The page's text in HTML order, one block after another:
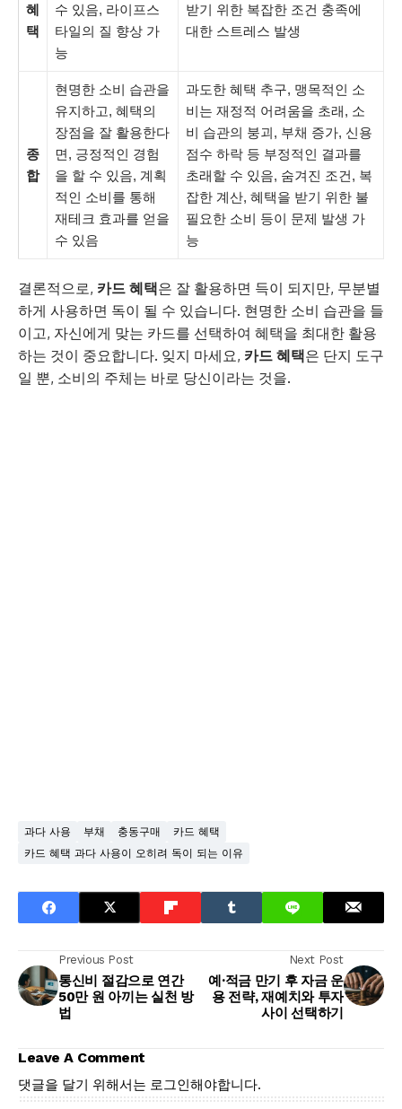
혜
택
수 있음, 라이프스
타일의 질 향상 가
능
받기 위한 복잡한 조건 충족에
대한 스트레스 발생
종
합
현명한 소비 습관을
유지하고, 혜택의
장점을 잘 활용한다
면, 긍정적인 경험
을 할 수 있음, 계획
적인 소비를 통해
재테크 효과를 얻을
수 있음
과도한 혜택 추구, 맹목적인 소
비는 재정적 어려움을 초래, 소
비 습관의 붕괴, 부채 증가, 신용
점수 하락 등 부정적인 결과를
초래할 수 있음, 숨겨진 조건, 복
잡한 계산, 혜택을 받기 위한 불
필요한 소비 등이 문제 발생 가
능
결론적으로, 카드 혜택은 잘 활용하면 득이 되지만, 무분별
하게 사용하면 독이 될 수 있습니다. 현명한 소비 습관을 들
이고, 자신에게 맞는 카드를 선택하여 혜택을 최대한 활용
하는 것이 중요합니다. 잊지 마세요, 카드 혜택은 단지 도구
일 뿐, 소비의 주체는 바로 당신이라는 것을.
과다 사용 부채 충동구매
카드 혜택
카드 혜택 과다 사용이 오히려 독이 되는 이유
Previous Post
통신비 절감으로 연간
50만 원 아끼는 실천 방
법
Next Post
예·적금 만기 후 자금 운
용 전략, 재예치와 투자
사이 선택하기
Leave A Comment
댓글을 달기 위해서는 로그인해야합니다.